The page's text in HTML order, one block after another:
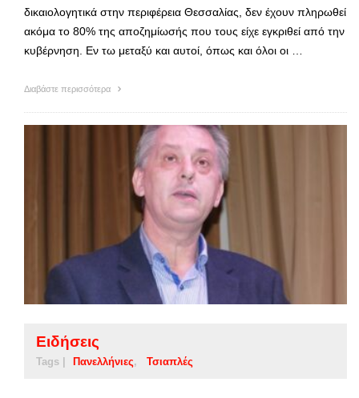
δικαιολογητικά στην περιφέρεια Θεσσαλίας, δεν έχουν πληρωθεί
ακόμα το 80% της αποζημίωσής που τους είχε εγκριθεί από την
κυβέρνηση. Εν τω μεταξύ και αυτοί, όπως και όλοι οι …
Διαβάστε περισσότερα
Ειδήσεις
Tags | Πανελλήνιες Τσιαπλές